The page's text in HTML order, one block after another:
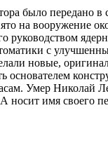
было передано в
на вооружение
руководством
с
новые,
основателем
Умер Николай
имя своего